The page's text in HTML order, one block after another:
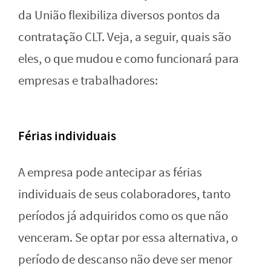
da União flexibiliza diversos pontos da
contratação CLT. Veja, a seguir, quais são
eles, o que mudou e como funcionará para
empresas e trabalhadores:
Férias individuais
A empresa pode antecipar as férias
individuais de seus colaboradores, tanto
períodos já adquiridos como os que não
venceram. Se optar por essa alternativa, o
período de descanso não deve ser menor